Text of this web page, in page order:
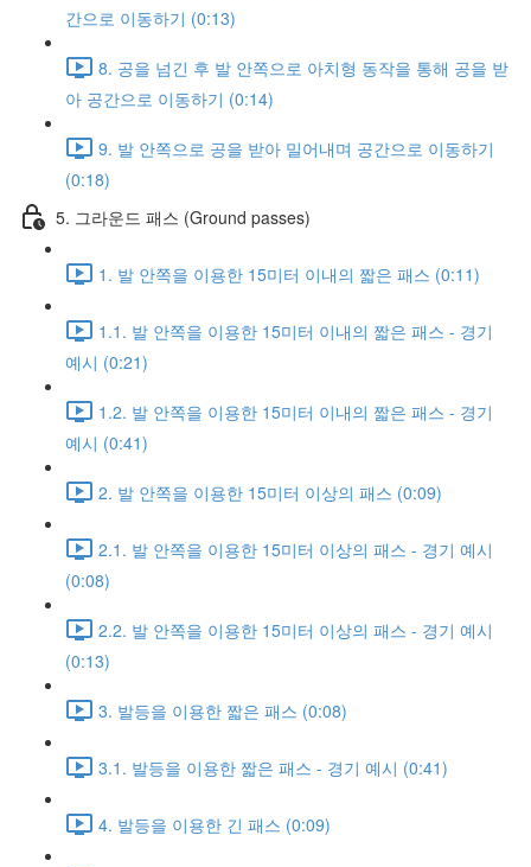
간으로 이동하기 (0:13)
8. 공을 넘긴 후 발 안쪽으로 아치형 동작을 통해 공을 받
아 공간으로 이동하기 (0:14)
9. 발 안쪽으로 공을 받아 밀어내며 공간으로 이동하기
(0:18)
5. 그라운드 패스 (Ground passes)
1. 발 안쪽을 이용한 15미터 이내의 짧은 패스 (0:11)
1.1. 발 안쪽을 이용한 15미터 이내의 짧은 패스 - 경기
예시 (0:21)
1.2. 발 안쪽을 이용한 15미터 이내의 짧은 패스 - 경기
예시 (0:41)
2. 발 안쪽을 이용한 15미터 이상의 패스 (0:09)
2.1. 발 안쪽을 이용한 15미터 이상의 패스 - 경기 예시
(0:08)
2.2. 발 안쪽을 이용한 15미터 이상의 패스 - 경기 예시
(0:13)
3. 발등을 이용한 짧은 패스 (0:08)
3.1. 발등을 이용한 짧은 패스 - 경기 예시 (0:41)
4. 발등을 이용한 긴 패스 (0:09)